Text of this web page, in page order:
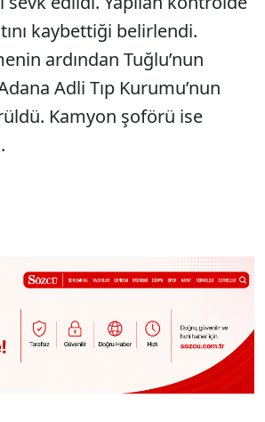
kaybettiği belirlendi.
ardından Tuğlu’nun
Adli Tıp Kurumu’nun
Kamyon şoförü ise